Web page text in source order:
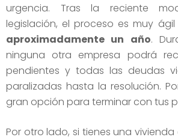
urgencia. Tras la reciente
legislación, el proceso es muy
aproximadamente un año.
ninguna otra empresa podrá
pendientes y todas las deudas
paralizadas hasta la resolución.
gran opción para terminar con tus
Por otro lado, si tienes una